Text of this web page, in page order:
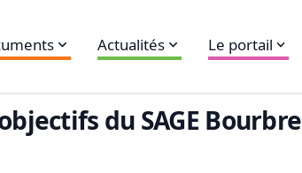
Actualités Le portail
du SAGE Bourbre